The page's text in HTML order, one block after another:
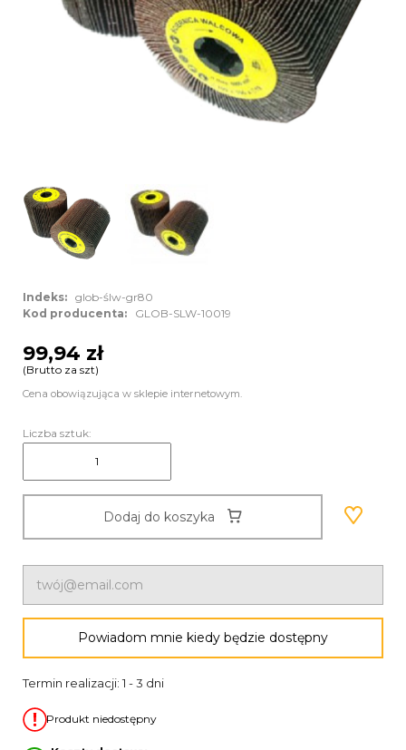
Indeks: glob-ślw-gr80
Kod producenta:
GLOB-SLW-10019
99,94 zł
(Brutto za szt)
Cena obowiązująca w sklepie internetowym.
Liczba sztuk:
Dodaj do koszyka
Powiadom mnie kiedy będzie dostępny
Termin realizacji: 1 - 3 dni
Produkt niedostępny